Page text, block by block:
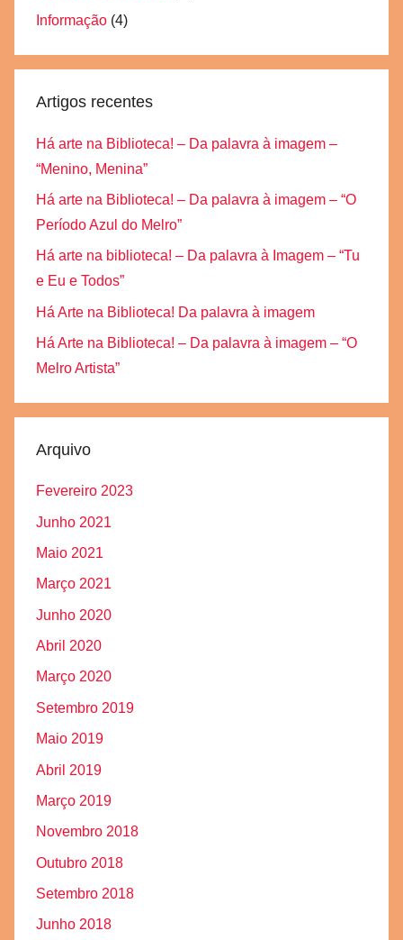
Informação (4)
Artigos recentes
Há arte na Biblioteca! – Da palavra à imagem –
“Menino, Menina”
Há arte na Biblioteca! – Da palavra à imagem – “O
Período Azul do Melro”
Há arte na biblioteca! – Da palavra à Imagem – “Tu
e Eu e Todos”
Há Arte na Biblioteca! Da palavra à imagem
Há Arte na Biblioteca! – Da palavra à imagem – “O
Melro Artista”
Arquivo
Fevereiro 2023
Junho 2021
Maio 2021
Março 2021
Junho 2020
Abril 2020
Março 2020
Setembro 2019
Maio 2019
Abril 2019
Março 2019
Novembro 2018
Outubro 2018
Setembro 2018
Junho 2018